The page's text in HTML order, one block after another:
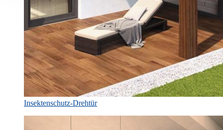
Insektenschutz-Drehtür